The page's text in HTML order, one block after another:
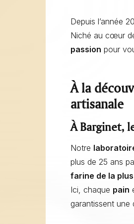
Depuis l’année
Niché au cœur
passion pour
À la
artisanale
À Barginet,
Notre
plus de 25 ans
farine de la
Ici, chaque pain
garantissent une